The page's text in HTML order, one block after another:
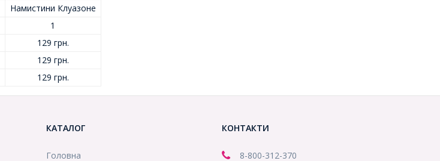
Намистини Клуазоне
1
129 грн.
129 грн.
129 грн.
КАТАЛОГ
Головна
КОНТАКТИ
8-800-312-370